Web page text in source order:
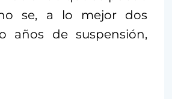
se, a lo mejor dos
años de suspensión,